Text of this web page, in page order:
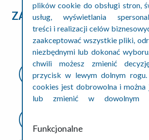
plików cookie do obsługi stron,
usług, wyświetlania
treści i realizacji celów
zaakceptować wszystkie pliki,
niezbędnymi lub dokonać
chwili możesz zmienić
przycisk w lewym dolnym
cookies jest dobrowolna i można
lub zmienić w dowolnym
Funkcjonalne
ZALOGUJ SIĘ ABY DODAĆ